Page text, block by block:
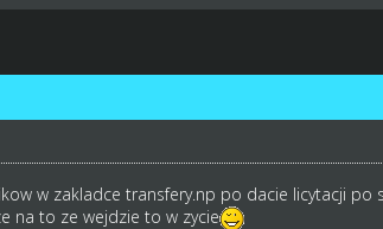
w zakladce transfery.np po dacie licytacji
na to ze wejdzie to w zycie